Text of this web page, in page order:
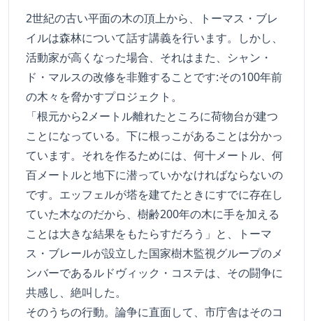
2世紀の古い平面の木の頂上から、トーマス・ブレ
イルは森林について話す講義を行います。しかし、
活動家が高くなった場合、それはまた、シャン・
ド・マルスの改修を非難することです:その100年前
の木々を脅かすプロジェクト。
「根元から2メートル離れたところに荷物台が建つ
ことになっている。下に根っこがあることは分かっ
ています。それを作るためには、何十メートル、何
百メートルと地下に潜っていかなければならないの
です。エッフェルが塔を建てたときにすでに存在し
ていた木なのだから、樹齢200年の木に手を加える
ことは大きな結果をもたらすだろう」と、トーマ
ス・ブレールが設立した国家樹木監視グループのメ
ンバーであるルドヴィック・コステは、その闘争に
共感し、絶叫した。
そのうちの行動。論争に直面して、市庁舎はそのコ